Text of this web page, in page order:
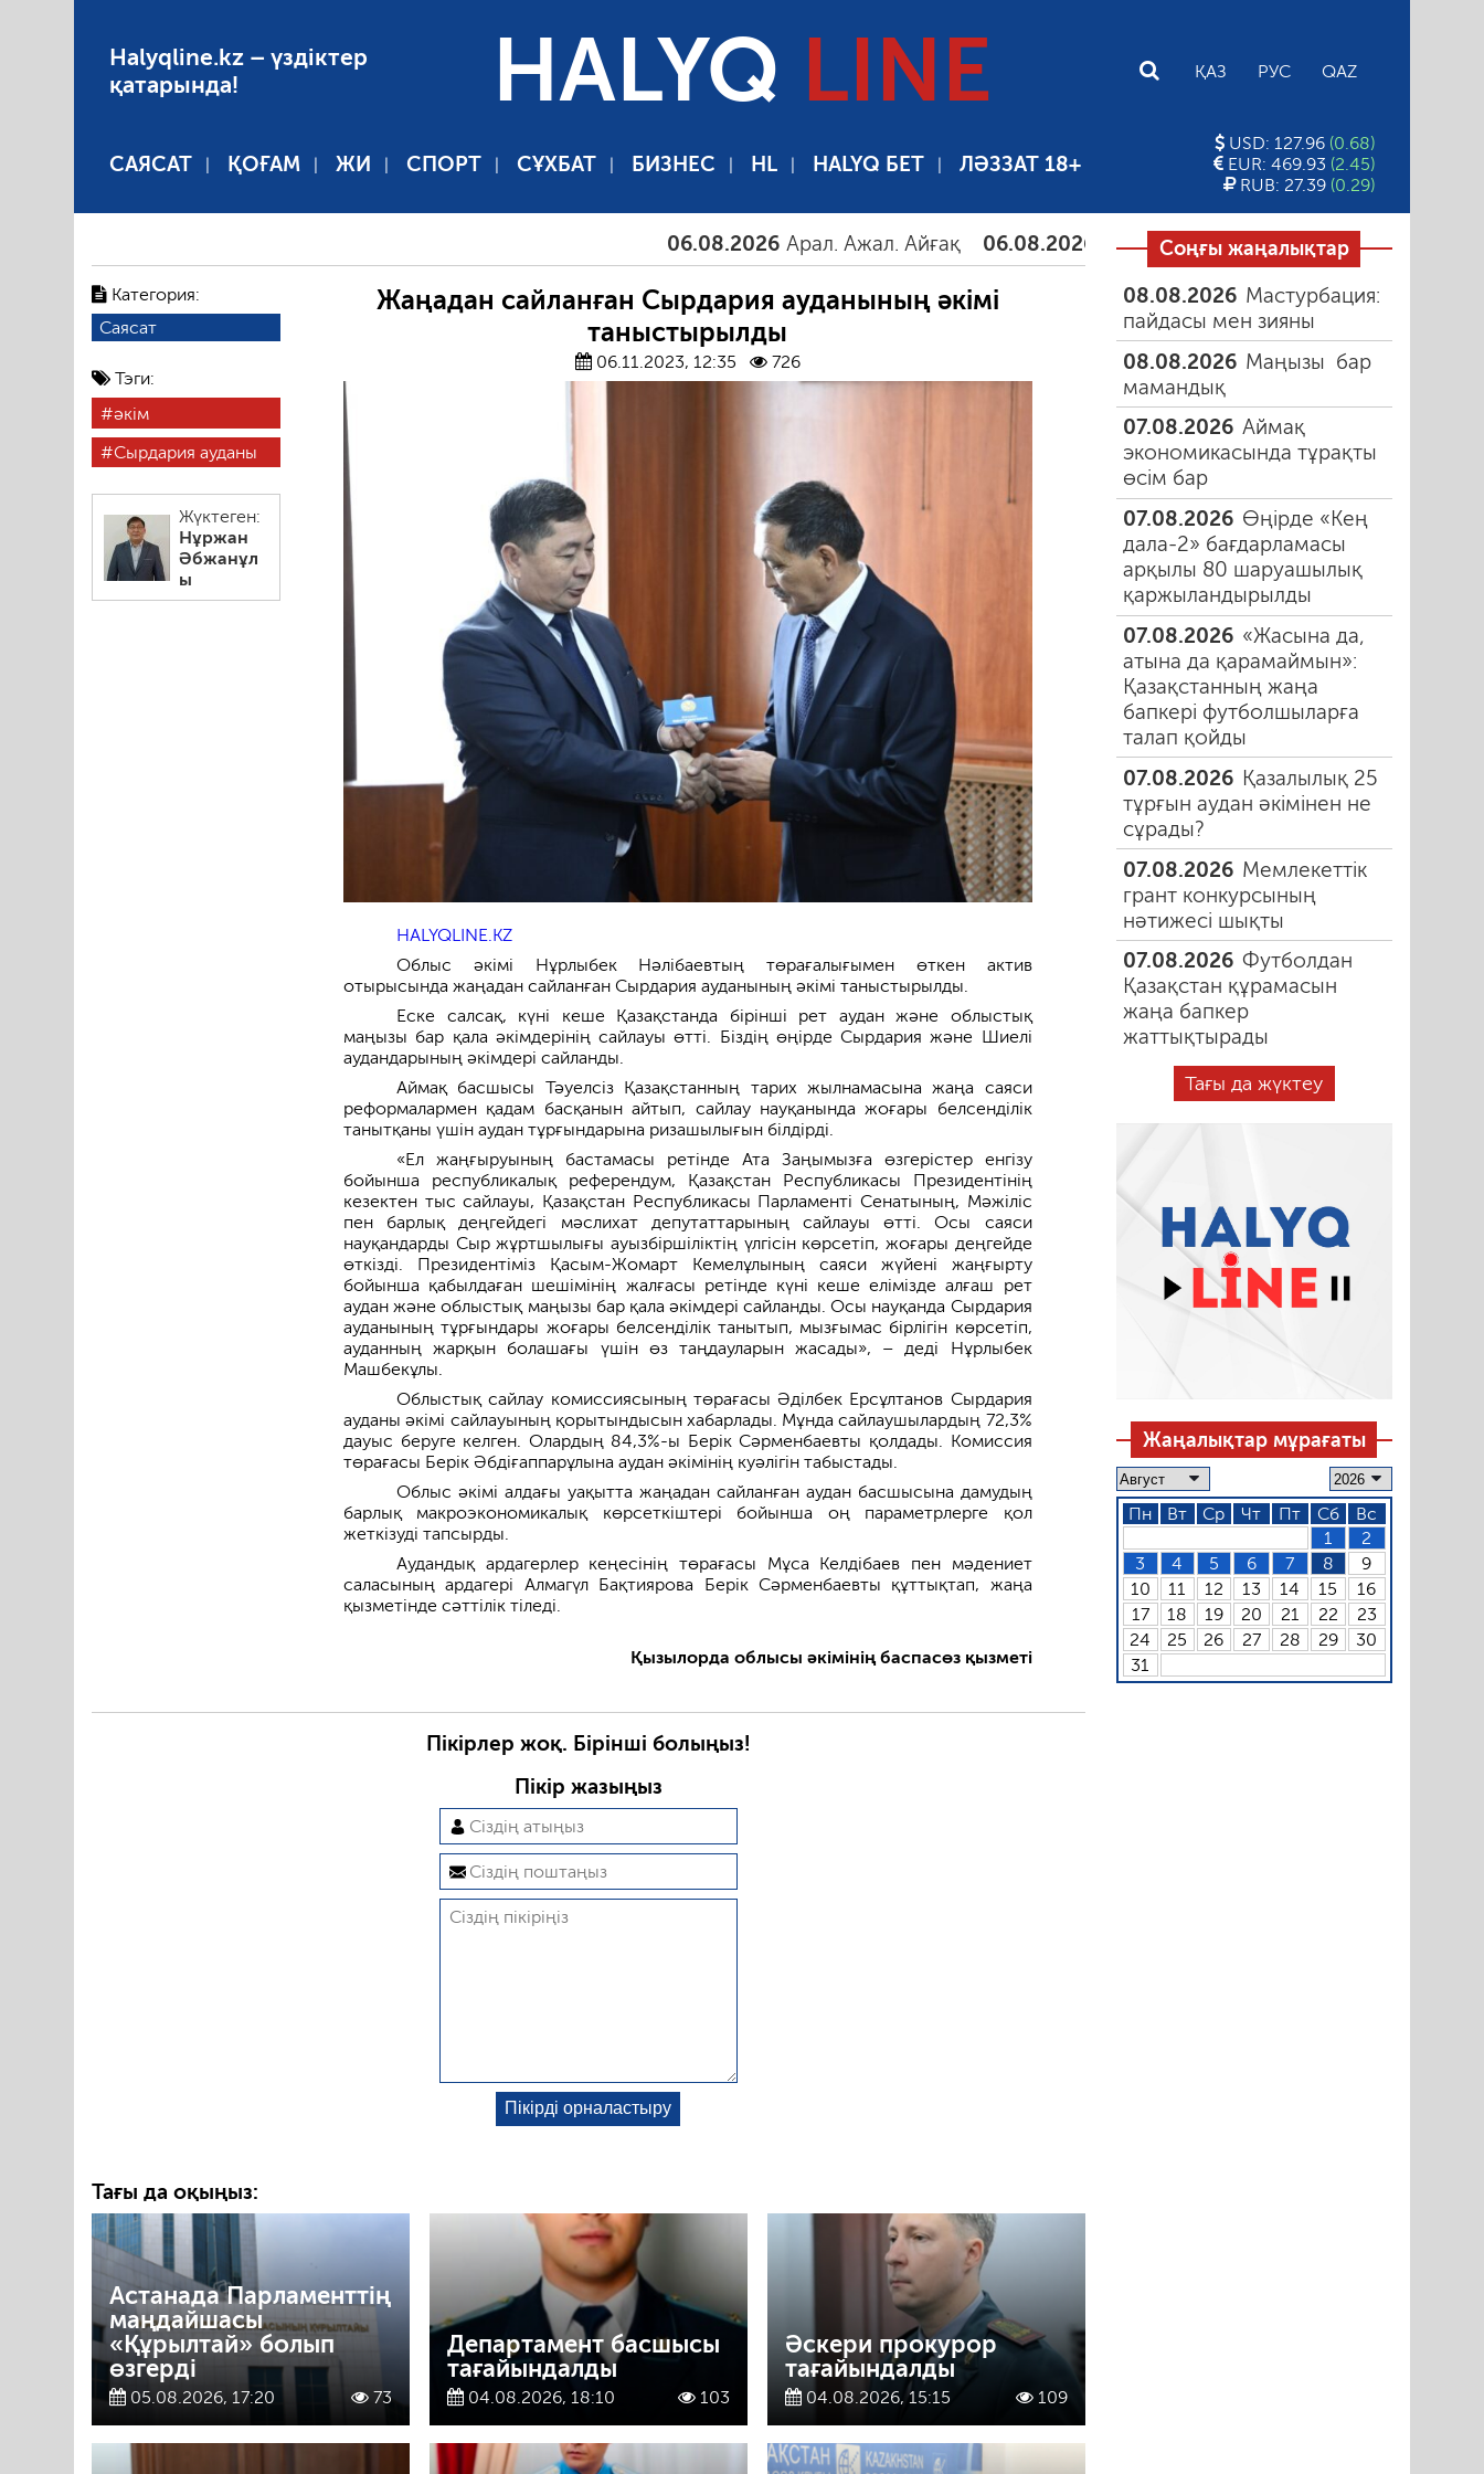
Halyqline.kz – үздіктер
қатарында!
HALYQ LINE ҚАЗ РУС QAZ
САЯСАТ ҚОҒАМ ЖИ СПОРТ СҰХБАТ БИЗНЕС HL HALYQ БЕТ ЛӘЗЗАТ 18+
USD: 127.96 (0.68)
EUR: 469.93 (2.45)
RUB: 27.39 (0.29)
06.08.2026 Арал. Ажал. Айғақ 06.08.2026 Тамыздағы таңғы түтін 06.08.2026
Категория:
Саясат
Тэги:
әкім
Сырдария ауданы
Жүктеген:
Нұржан
Әбжанұл
ы
Жаңадан сайланған Сырдария ауданының әкімі
таныстырылды
06.11.2023, 12:35 726
HALYQLINE.KZ
Облыс әкімі Нұрлыбек Нәлібаевтың төрағалығымен өткен актив
отырысында жаңадан сайланған Сырдария ауданының әкімі таныстырылды.
Еске салсақ, күні кеше Қазақстанда бірінші рет аудан және облыстық
маңызы бар қала әкімдерінің сайлауы өтті. Біздің өңірде Сырдария және Шиелі
аудандарының әкімдері сайланды.
Аймақ басшысы Тәуелсіз Қазақстанның тарих жылнамасына жаңа саяси
реформалармен қадам басқанын айтып, сайлау науқанында жоғары белсенділік
танытқаны үшін аудан тұрғындарына ризашылығын білдірді.
«Ел жаңғыруының бастамасы ретінде Ата Заңымызға өзгерістер енгізу
бойынша республикалық референдум, Қазақстан Республикасы Президентінің
кезектен тыс сайлауы, Қазақстан Республикасы Парламенті Сенатының, Мәжіліс
пен барлық деңгейдегі мәслихат депутаттарының сайлауы өтті. Осы саяси
науқандарды Сыр жұртшылығы ауызбіршіліктің үлгісін көрсетіп, жоғары деңгейде
өткізді. Президентіміз Қасым-Жомарт Кемелұлының саяси жүйені жаңғырту
бойынша қабылдаған шешімінің жалғасы ретінде күні кеше елімізде алғаш рет
аудан және облыстық маңызы бар қала әкімдері сайланды. Осы науқанда Сырдария
ауданының тұрғындары жоғары белсенділік танытып, мызғымас бірлігін көрсетіп,
ауданның жарқын болашағы үшін өз таңдауларын жасады», – деді Нұрлыбек
Машбекұлы.
Облыстық сайлау комиссиясының төрағасы Әділбек Ерсұлтанов Сырдария
ауданы әкімі сайлауының қорытындысын хабарлады. Мұнда сайлаушылардың 72,3%
дауыс беруге келген. Олардың 84,3%-ы Берік Сәрменбаевты қолдады. Комиссия
төрағасы Берік Әбдіғаппарұлына аудан әкімінің куәлігін табыстады.
Облыс әкімі алдағы уақытта жаңадан сайланған аудан басшысына дамудың
барлық макроэкономикалық көрсеткіштері бойынша оң параметрлерге қол
жеткізуді тапсырды.
Аудандық ардагерлер кеңесінің төрағасы Мұса Келдібаев пен мәдениет
саласының ардагері Алмагүл Бақтиярова Берік Сәрменбаевты құттықтап, жаңа
қызметінде сәттілік тіледі.
Қызылорда облысы әкімінің баспасөз қызметі
Пікірлер жоқ. Бірінші болыңыз!
Пікір жазыңыз
Тағы да оқыңыз:
Астанада Парламенттің
маңдайшасы
«Құрылтай» болып
өзгерді
05.08.2026, 17:20 73
Департамент басшысы
тағайындалды
04.08.2026, 18:10 103
Әскери прокурор
тағайындалды
04.08.2026, 15:15 109
Соңғы жаңалықтар
08.08.2026 Мастурбация:
пайдасы мен зияны
08.08.2026 Маңызы бар
мамандық
07.08.2026 Аймақ
экономикасында тұрақты
өсім бар
07.08.2026 Өңірде «Кең
дала-2» бағдарламасы
арқылы 80 шаруашылық
қаржыландырылды
07.08.2026 «Жасына да,
атына да қарамаймын»:
Қазақстанның жаңа
бапкері футболшыларға
талап қойды
07.08.2026 Қазалылық 25
тұрғын аудан әкімінен не
сұрады?
07.08.2026 Мемлекеттік
грант конкурсының
нәтижесі шықты
07.08.2026 Футболдан
Қазақстан құрамасын
жаңа бапкер
жаттықтырады
Тағы да жүктеу
Жаңалықтар мұрағаты
Пн Вт Ср Чт Пт Сб
Вс
1
2
3
4 5 6 7 8
9
10
11 12 13 14 15
16
17
18 19 20 21 22
23
24
25 26 27 28 29
30
31